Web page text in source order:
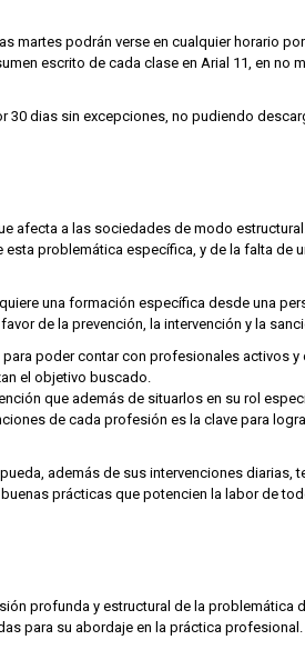
martes podrán verse en cualquier horario
escrito de cada clase en Arial 11, en no
30 dias sin excepciones, no pudiendo
afecta a las sociedades de modo
problemática específica, y de la falta de
una formación específica desde una
de la prevención, la intervención y la
poder contar con profesionales activos
el objetivo buscado.
que además de situarlos en su rol
de cada profesión es la clave para
además de sus intervenciones diarias,
prácticas que potencien la labor de
profunda y estructural de la problemática
para su abordaje en la práctica profesional.